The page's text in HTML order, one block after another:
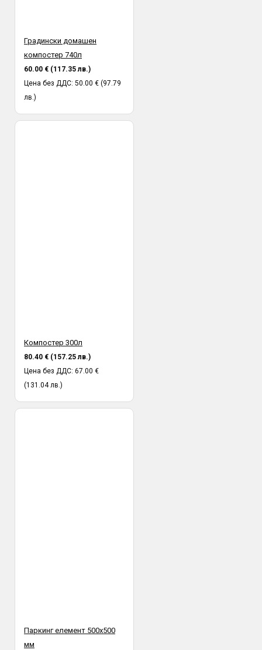
Градински домашен
компостер 740л
60.00 € (117.35 лв.)
Цена без ДДС: 50.00 € (97.79
лв.)
Компостер 300л
80.40 € (157.25 лв.)
Цена без ДДС: 67.00 €
(131.04 лв.)
Паркинг елемент 500х500
мм